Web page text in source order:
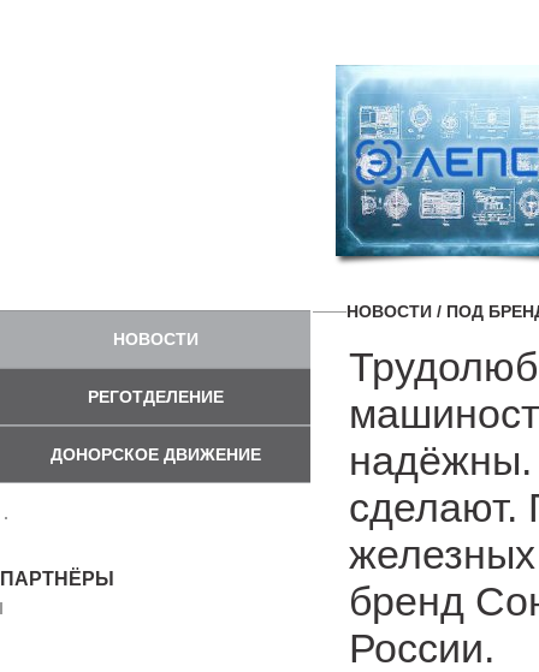
НОВОСТИ
РЕГОТДЕЛЕНИЕ
ДОНОРСКОЕ ДВИЖЕНИЕ
ПАРТНЁРЫ
НОВОСТИ / ПОД
сделают.
бренд
России.